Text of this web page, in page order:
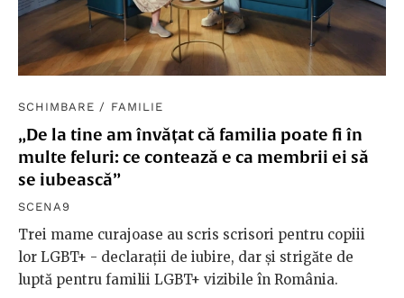
SCHIMBARE / FAMILIE
„De la tine am învățat că familia poate fi în
multe feluri: ce contează e ca membrii ei să
se iubească”
SCENA9
Trei mame curajoase au scris scrisori pentru copiii
lor LGBT+ - declarații de iubire, dar și strigăte de
luptă pentru familii LGBT+ vizibile în România.